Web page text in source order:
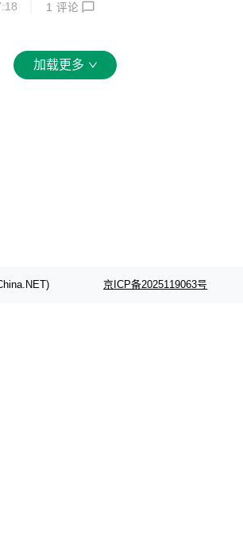
优势，Tailchat 在单实例部署上做了一些
redis 的用户非常友好 后台配置增加了 d
字段 后台优化了消息内容和id字段的显示
1 评论
加载更多
京ICP备2025119063号